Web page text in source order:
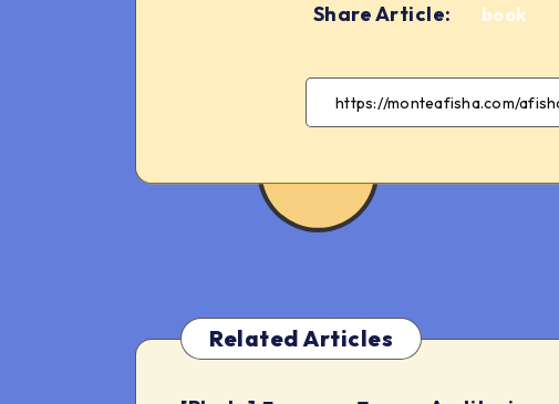
Share Article:
book
Related Articles